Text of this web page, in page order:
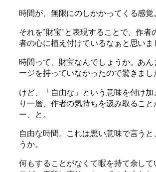
時間が、無限にのしかかってくる感覚。
それを”財宝”と表現することで、作者
者の心に植え付けているなぁと思いま
時間って、財宝なんでしょうか。あん
ージを持っていなかったので驚きまし
けど、「自由な」という意味を付け加
り一層、作者の気持ちを汲み取るこ
ー、と。
自由な時間。これは悪い意味で言うと
うか。
何もすることがなくて暇を持て余し